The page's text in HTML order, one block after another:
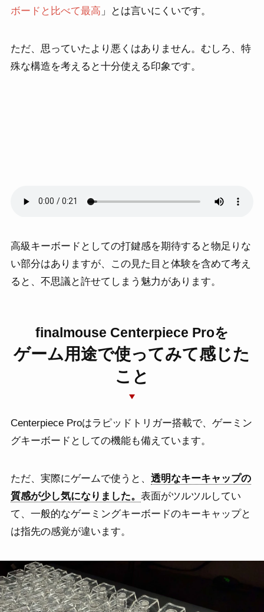
ボードと比べて最高 」とは言いにくいです。
ただ、思っていたより悪くはありません。むしろ、特
殊な構造を考えると十分使える印象です。
高級キーボードとしての打鍵感を期待すると物足りな
い部分はありますが、この見た目と体験を含めて考え
ると、不思議と許せてしまう魅力があります。
finalmouse Centerpiece Proを
ゲーム用途で使ってみて感じた
こと
Centerpiece Proはラピッドトリガー搭載で、ゲーミン
グキーボードとしての機能も備えています。
ただ、実際にゲームで使うと、 透明なキーキャップの
質感が少し気になりました。 表面がツルツルしてい
て、一般的なゲーミングキーボードのキーキャップと
は指先の感覚が違います。